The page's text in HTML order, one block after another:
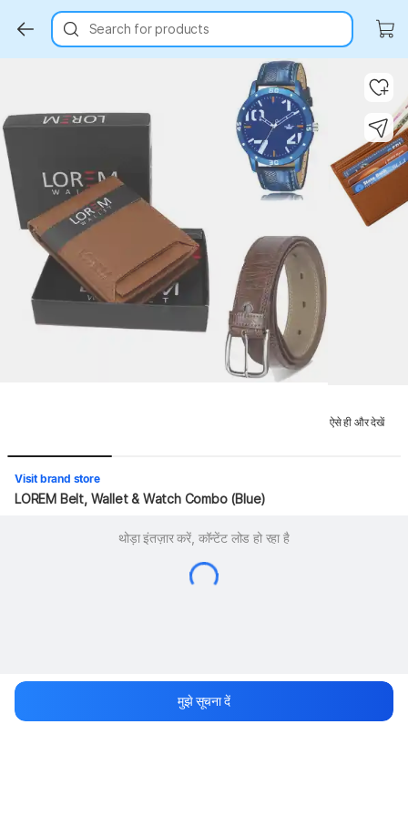
Search for products
ऐसे ही और देखें
Visit brand store
LOREM Belt, Wallet & Watch Combo (Blue)
थोड़ा इंतज़ार करें, कॉन्टेंट लोड हो रहा है
मुझे सूचना दें